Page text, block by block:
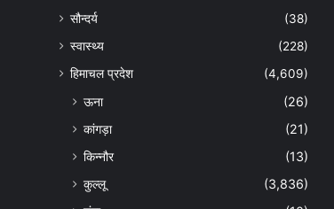
सौन्दर्य
(38)
स्वास्थ्य
(228)
हिमाचल प्रदेश
(4,609)
ऊना
(26)
कांगड़ा
(21)
किन्नौर
(13)
कुल्लू
(3,836)